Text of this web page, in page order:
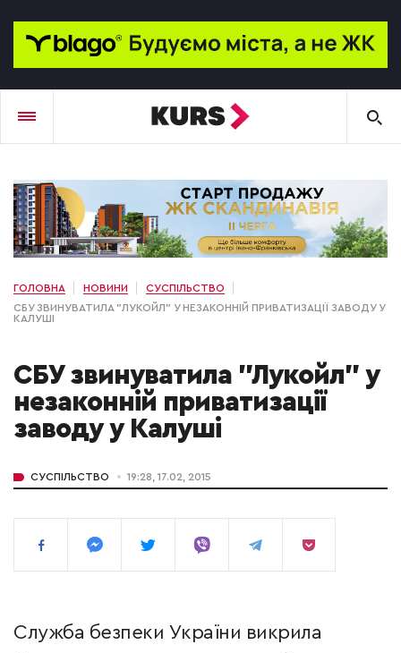
ГОЛОВНА НОВИНИ
СУСПІЛЬСТВО
СБУ ЗВИНУВАТИЛА "ЛУКОЙЛ" У НЕЗАКОННІЙ ПРИВАТИЗАЦІЇ ЗАВОДУ У
КАЛУШІ
СБУ звинуватила "Лукойл" у
незаконній приватизації
заводу у Калуші
СУСПІЛЬСТВО 19:28, 17.02, 2015
Служба безпеки України викрила